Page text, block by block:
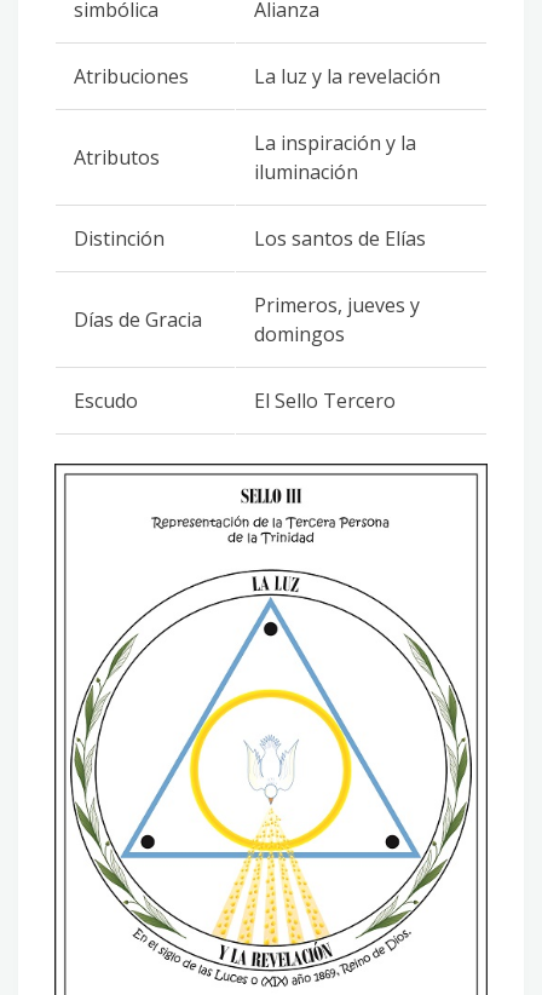
simbólica
Alianza
Atribuciones La luz y la revelación
Atributos
La inspiración y la
iluminación
Distinción Los santos de Elías
Días de Gracia
Primeros, jueves y
domingos
Escudo El Sello Tercero